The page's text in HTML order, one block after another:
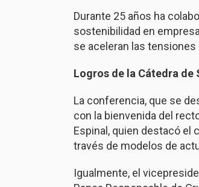
Durante 25 años ha
sostenibilidad en
se aceleran las
Logros de la Cátedra de
La conferencia, que se
con la bienvenida del
Espinal, quien destacó el
través de modelos de
Igualmente, el